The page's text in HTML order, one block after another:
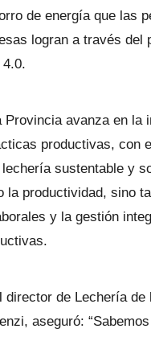
de energía que las
logran a través del
Provincia avanza en la
productivas, con
sustentable y
la productividad, sino
y la gestión
director de Lechería de
aseguró: “Sabemos